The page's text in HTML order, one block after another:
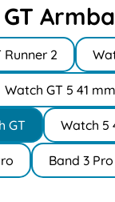
Runner 2
Watch GT 5 41 mm
GT Watch 5
Band 3 Pro